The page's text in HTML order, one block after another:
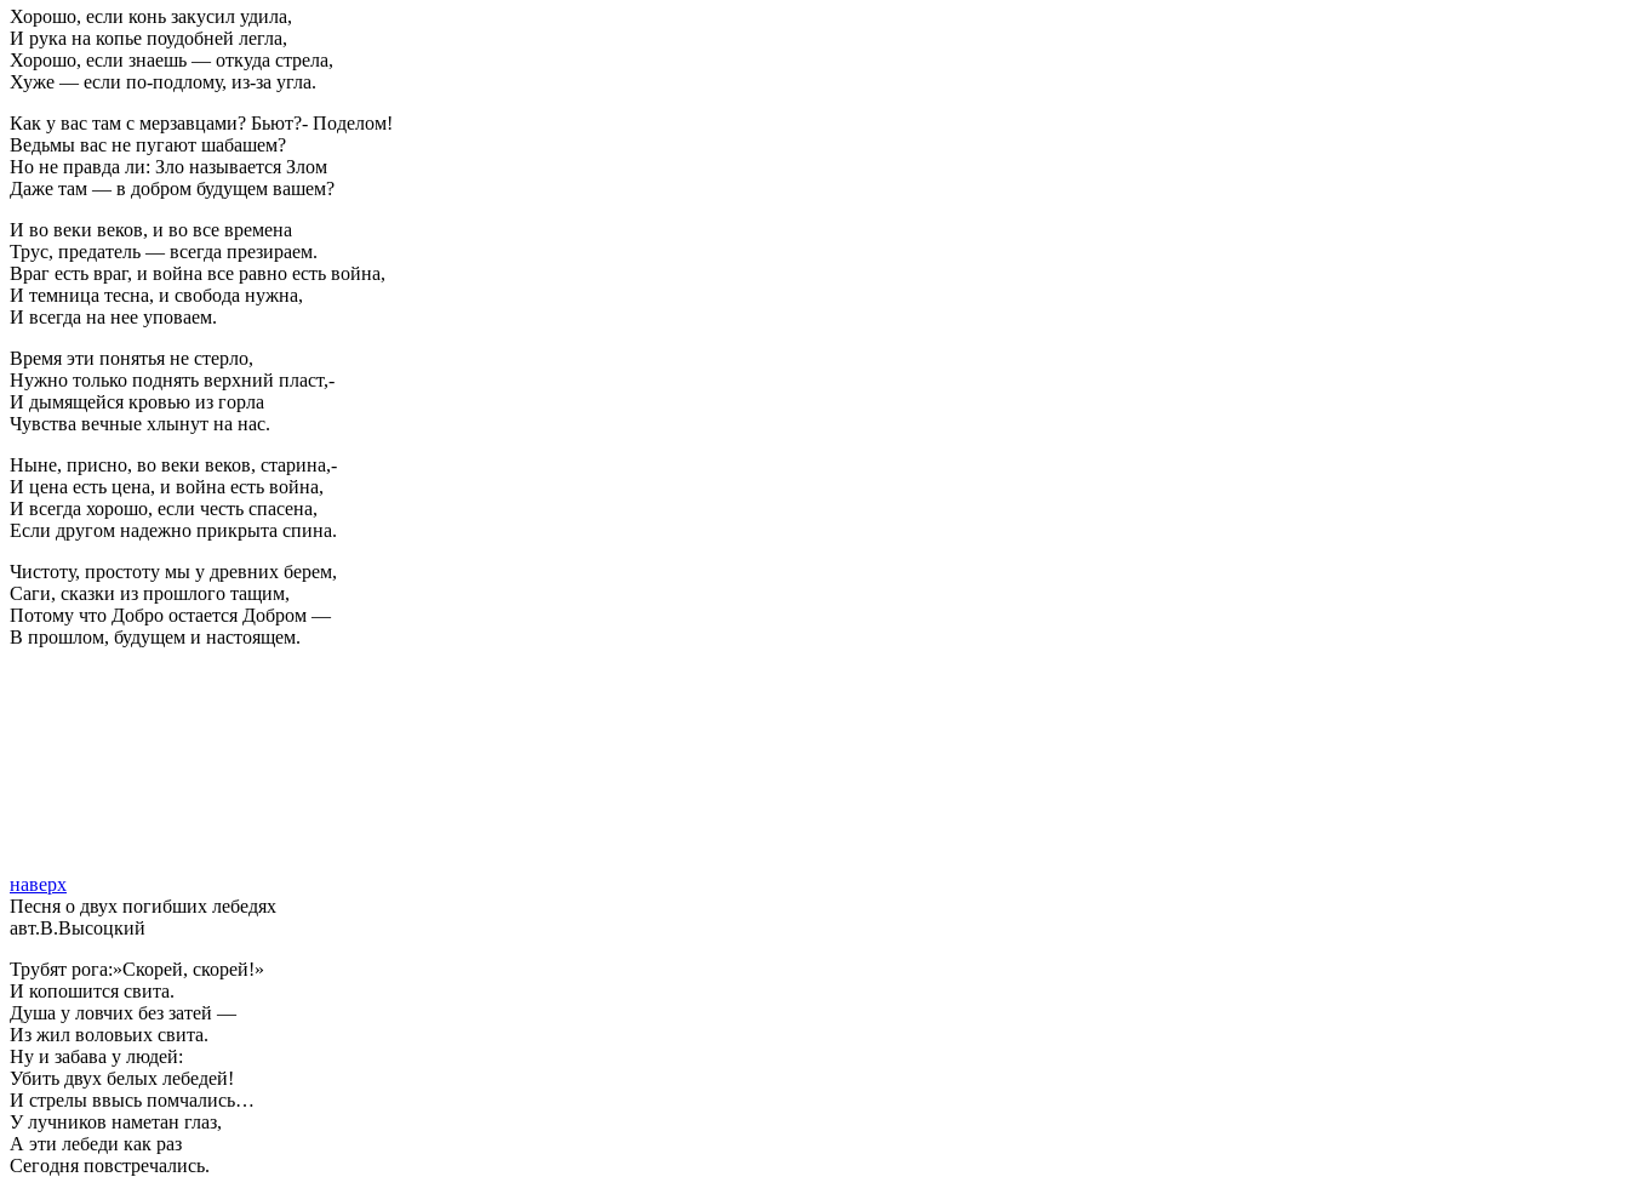
Хорошо, если конь закусил удила,
И рука на копье поудобней легла,
Хорошо, если знаешь — откуда стрела,
Хуже — если по-подлому, из-за угла.
Как у вас там с мерзавцами? Бьют?- Поделом!
Ведьмы вас не пугают шабашем?
Но не правда ли: Зло называется Злом
Даже там — в добром будущем вашем?
И во веки веков, и во все времена
Трус, предатель — всегда презираем.
Враг есть враг, и война все равно есть война,
И темница тесна, и свобода нужна,
И всегда на нее уповаем.
Время эти понятья не стерло,
Нужно только поднять верхний пласт,-
И дымящейся кровью из горла
Чувства вечные хлынут на нас.
Ныне, присно, во веки веков, старина,-
И цена есть цена, и война есть война,
И всегда хорошо, если честь спасена,
Если другом надежно прикрыта спина.
Чистоту, простоту мы у древних берем,
Саги, сказки из прошлого тащим,
Потому что Добро остается Добром —
В прошлом, будущем и настоящем.
наверх
Песня о двух погибших лебедях
авт.В.Высоцкий
Трубят рога:»Скорей, скорей!»
И копошится свита.
Душа у ловчих без затей —
Из жил воловьих свита.
Ну и забава у людей:
Убить двух белых лебедей!
И стрелы ввысь помчались…
У лучников наметан глаз,
А эти лебеди как раз
Сегодня повстречались.